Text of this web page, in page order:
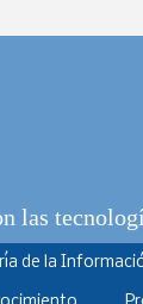
las
de la